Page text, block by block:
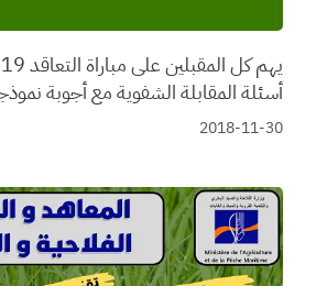
أسئلة المقابلة الشفوية مع أجوبة
2018-11-30